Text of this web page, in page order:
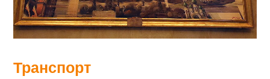
Транспорт